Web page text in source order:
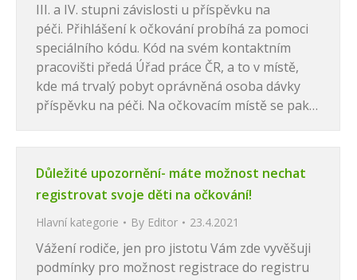
III. a IV. stupni závislosti u příspěvku na
péči. Přihlášení k očkování probíhá za pomoci
speciálního kódu. Kód na svém kontaktním
pracovišti předá Úřad práce ČR, a to v místě,
kde má trvalý pobyt oprávněná osoba dávky
příspěvku na péči. Na očkovacím místě se pak…
Důležité upozornění- máte možnost nechat
registrovat svoje děti na očkování!
Hlavní kategorie By Editor 23.4.2021
Vážení rodiče, jen pro jistotu Vám zde vyvěšuji
podmínky pro možnost registrace do registru